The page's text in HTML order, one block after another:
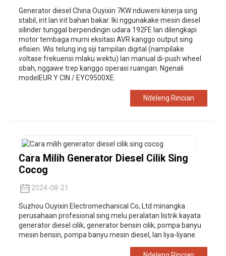
Generator diesel China Ouyixin 7KW nduweni kinerja sing
stabil, irit lan irit bahan bakar. Iki nggunakake mesin diesel
silinder tunggal berpendingin udara 192FE lan dilengkapi
motor tembaga murni eksitasi AVR kanggo output sing
efisien. Wis telung ing siji tampilan digital (nampilake
voltase frekuensi mlaku wektu) lan manual di-push wheel
obah, nggawe trep kanggo operasi ruangan. Ngenali
modelEUR Y CIN / EYC9500XE.
Ndeleng Rincian
Cara Milih Generator Diesel Cilik Sing
Cocog
2024-08-21
Suzhou Ouyixin Electromechanical Co, Ltd minangka
perusahaan profesional sing melu peralatan listrik kayata
generator diesel cilik, generator bensin cilik, pompa banyu
mesin bensin, pompa banyu mesin diesel, lan liya-liyane.